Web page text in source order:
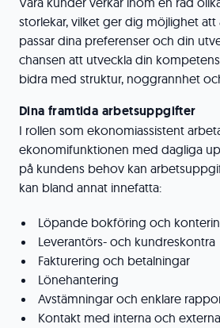
storlekar, vilket ger dig möjlighet
passar dina preferenser och din
chansen att utveckla din
bidra med struktur, noggrannhet
Dina framtida arbetsuppgifter
I rollen som ekonomiassistent
ekonomifunktionen med dagliga
på kundens behov kan
kan bland annat innefatta:
Löpande bokföring och
Leverantörs- och kundreskontra
Fakturering och betalningar
Lönehantering
Avstämningar och enklare
Kontakt med interna och